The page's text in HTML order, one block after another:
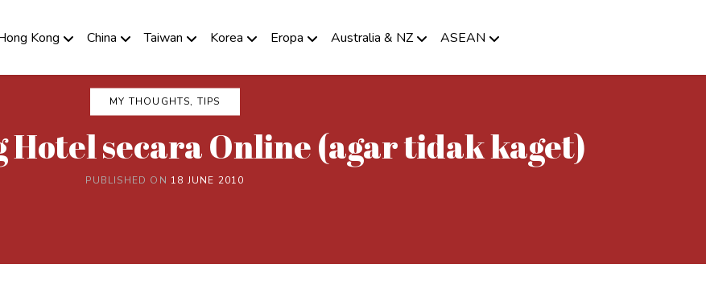
Kong China Taiwan Korea Eropa Australia & NZ ASEAN
MY THOUGHTS, TIPS
Hotel secara Online (agar tidak kaget)
PUBLISHED ON 18 JUNE 2010